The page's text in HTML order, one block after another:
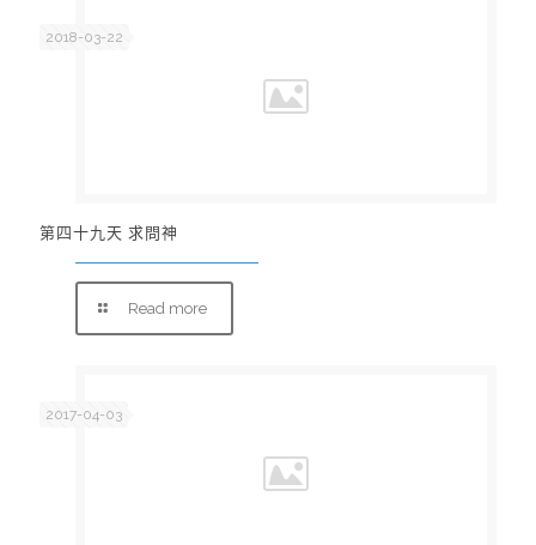
2018-03-22
第四十九天 求問神
Read more
2017-04-03